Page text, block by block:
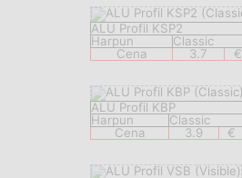
ALU Profil KSP2
Harpun
Classic
Cena
3.7 €
ALU Profil KBP
Harpun
Classic
Cena
3.9 €